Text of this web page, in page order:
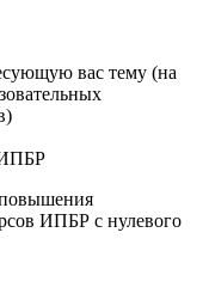
вас тему (на
повышения
ИПБР с нулевого